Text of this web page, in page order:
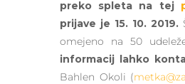
preko spleta na tej
prijave je 15. 10. 2019.
omejeno na 50
informacij lahko
Bahlen Okoli (